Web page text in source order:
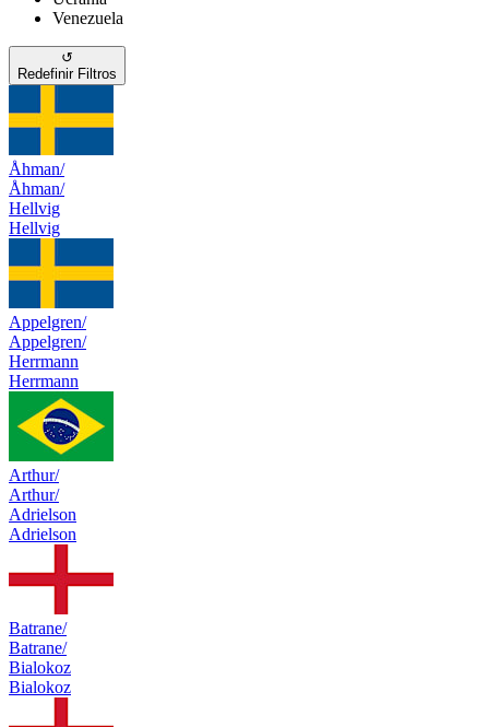
Venezuela
↺
Redefinir Filtros
Åhman/
Åhman/
Hellvig
Hellvig
Appelgren/
Appelgren/
Herrmann
Herrmann
Arthur/
Arthur/
Adrielson
Adrielson
Batrane/
Batrane/
Bialokoz
Bialokoz